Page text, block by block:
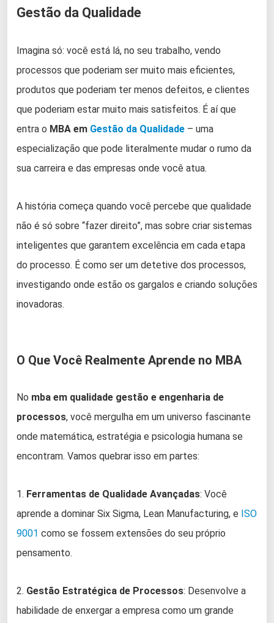
Gestão da Qualidade
Imagina só: você está lá, no seu trabalho, vendo
processos que poderiam ser muito mais eficientes,
produtos que poderiam ter menos defeitos, e clientes
que poderiam estar muito mais satisfeitos. É aí que
entra o MBA em Gestão da Qualidade – uma
especialização que pode literalmente mudar o rumo da
sua carreira e das empresas onde você atua.
A história começa quando você percebe que qualidade
não é só sobre “fazer direito”, mas sobre criar sistemas
inteligentes que garantem excelência em cada etapa
do processo. É como ser um detetive dos processos,
investigando onde estão os gargalos e criando soluções
inovadoras.
O Que Você Realmente Aprende no MBA
No mba em qualidade gestão e engenharia de
processos, você mergulha em um universo fascinante
onde matemática, estratégia e psicologia humana se
encontram. Vamos quebrar isso em partes:
1. Ferramentas de Qualidade Avançadas: Você
aprende a dominar Six Sigma, Lean Manufacturing, e ISO
9001 como se fossem extensões do seu próprio
pensamento.
2. Gestão Estratégica de Processos: Desenvolve a
habilidade de enxergar a empresa como um grande